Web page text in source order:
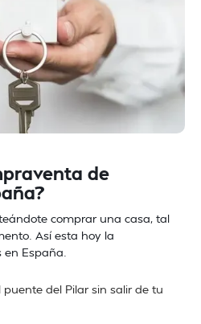
de
comprar una casa, tal
Así esta hoy la
España.